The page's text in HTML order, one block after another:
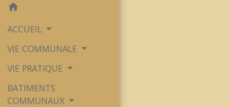
home
ACCUEIL
VIE COMMUNALE
VIE PRATIQUE
BATIMENTS
COMMUNAUX